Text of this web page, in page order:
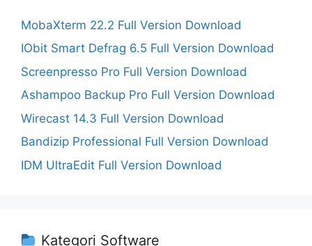
MobaXterm 22.2 Full Version Download
IObit Smart Defrag 6.5 Full Version Download
Screenpresso Pro Full Version Download
Ashampoo Backup Pro Full Version Download
Wirecast 14.3 Full Version Download
Bandizip Professional Full Version Download
IDM UltraEdit Full Version Download
Kategori Software